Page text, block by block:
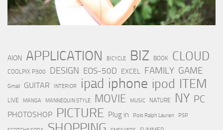
AION APPLICATION BICYCLE BIZ BOOK CLOUD
COOLPIX P300 DESIGN EOS-50D EXCEL FAMILY GAME
Gmail GUITAR INTERIOR ipad iphone ipod ITEM
LIVE MANGA MANNEQUIN STYLE MOVIE MUSIC NATURE NY PC
PHOTOSHOP PICTURE Plug in Polo Ralph Lauren PSP